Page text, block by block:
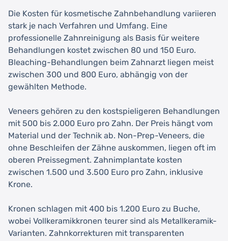
Die Kosten für kosmetische Zahnbehandlung variieren
stark je nach Verfahren und Umfang. Eine
professionelle Zahnreinigung als Basis für weitere
Behandlungen kostet zwischen 80 und 150 Euro.
Bleaching-Behandlungen beim Zahnarzt liegen meist
zwischen 300 und 800 Euro, abhängig von der
gewählten Methode.
Veneers gehören zu den kostspieligeren Behandlungen
mit 500 bis 2.000 Euro pro Zahn. Der Preis hängt vom
Material und der Technik ab. Non-Prep-Veneers, die
ohne Beschleifen der Zähne auskommen, liegen oft im
oberen Preissegment. Zahnimplantate kosten
zwischen 1.500 und 3.500 Euro pro Zahn, inklusive
Krone.
Kronen schlagen mit 400 bis 1.200 Euro zu Buche,
wobei Vollkeramikkronen teurer sind als Metallkeramik-
Varianten. Zahnkorrekturen mit transparenten